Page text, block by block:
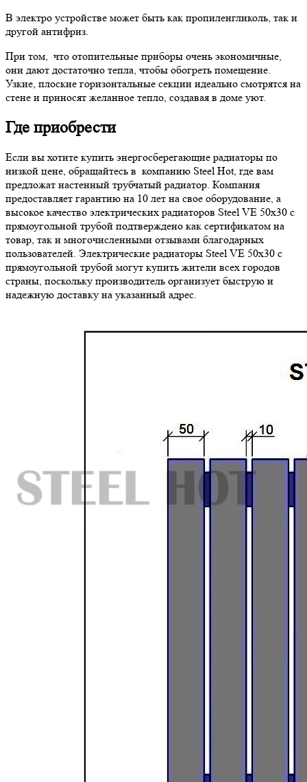
В электро устройстве может быть как пропиленгликоль, так и
другой антифриз.
При том, что отопительные приборы очень экономичные,
они дают достаточно тепла, чтобы обогреть помещение.
Узкие, плоские горизонтальные секции идеально смотрятся на
стене и приносят желанное тепло, создавая в доме уют.
Где приобрести
Если вы хотите купить энергосберегающие радиаторы по
низкой цене, обращайтесь в компанию Steel Hot, где вам
предложат настенный трубчатый радиатор. Компания
предоставляет гарантию на 10 лет на свое оборудование, а
высокое качество электрических радиаторов Steel VE 50х30 с
прямоугольной трубой подтверждено как сертификатом на
товар, так и многочисленными отзывами благодарных
пользователей. Электрические радиаторы Steel VE 50х30 с
прямоугольной трубой могут купить жители всех городов
страны, поскольку производитель организует быструю и
надежную доставку на указанный адрес.